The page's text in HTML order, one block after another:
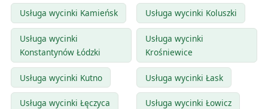
Usługa wycinki Kamieńsk Usługa wycinki Koluszki
Usługa wycinki
Konstantynów Łódzki
Usługa wycinki
Krośniewice
Usługa wycinki Kutno Usługa wycinki Łask
Usługa wycinki Łęczyca Usługa wycinki Łowicz